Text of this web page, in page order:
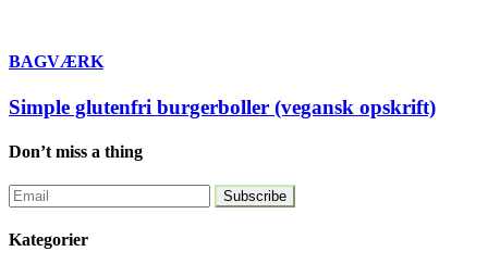
BAGVÆRK
Simple glutenfri burgerboller (vegansk opskrift)
Don’t miss a thing
Kategorier